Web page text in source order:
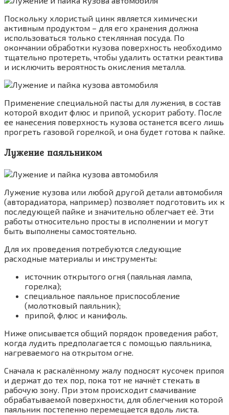
Поскольку хлористый цинк является химически
активным продуктом – для его хранения должна
использоваться только стеклянная посуда. По
окончании обработки кузова поверхность необходимо
тщательно протереть, чтобы удалить остатки реактива
и исключить вероятность окисления металла.
Применение специальной пасты для лужения, в состав
которой входит флюс и припой, ускорит работу. После
ее нанесения поверхность кузова останется всего лишь
прогреть газовой горелкой, и она будет готова к пайке.
Лужение паяльником
Лужение кузова или любой другой детали автомобиля
(авторадиатора, например) позволяет подготовить их к
последующей пайке и значительно облегчает её. Эти
работы относительно просты в исполнении и могут
быть выполнены самостоятельно.
Для их проведения потребуются следующие
расходные материалы и инструменты:
источник открытого огня (паяльная лампа,
горелка);
специальное паяльное приспособление
(молотковый паяльник);
припой, флюс и канифоль.
Ниже описывается общий порядок проведения работ,
когда лудить предполагается с помощью паяльника,
нагреваемого на открытом огне.
Сначала к раскалённому жалу подносят кусочек припоя
и держат до тех пор, пока тот не начнёт стекать в
рабочую зону. При этом происходит смачивание
обрабатываемой поверхности, для облегчения которой
паяльник постепенно перемещается вдоль листа.